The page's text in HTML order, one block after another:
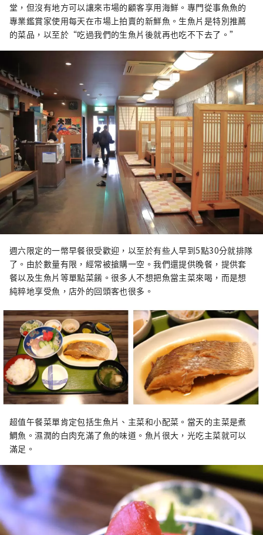
堂，但沒有地方可以讓來市場的顧客享用海鮮。專門從事魚魚的
專業鑑賞家使用每天在市場上拍賣的新鮮魚。生魚片是特別推薦
的菜品，以至於“吃過我們的生魚片後就再也吃不下去了。”
週六限定的一幣早餐很受歡迎，以至於有些人早到5點30分就排隊
了。由於數量有限，經常被搶購一空。我們還提供晚餐，提供套
餐以及生魚片等單點菜餚。很多人不想把魚當主菜來喝，而是想
純粹地享受魚，店外的回頭客也很多。
超值午餐菜單肯定包括生魚片、主菜和小配菜。當天的主菜是煮
鯛魚。濕潤的白肉充滿了魚的味道。魚片很大，光吃主菜就可以
滿足。